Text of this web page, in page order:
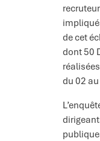
de cet
dont 50
du 02